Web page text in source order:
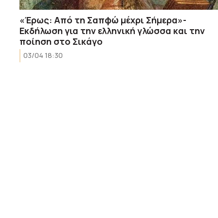
«Έρως: Από τη Σαπφώ μέχρι Σήμερα»-
Εκδήλωση για την ελληνική γλώσσα και την
ποίηση στο Σικάγο
03/04 18:30